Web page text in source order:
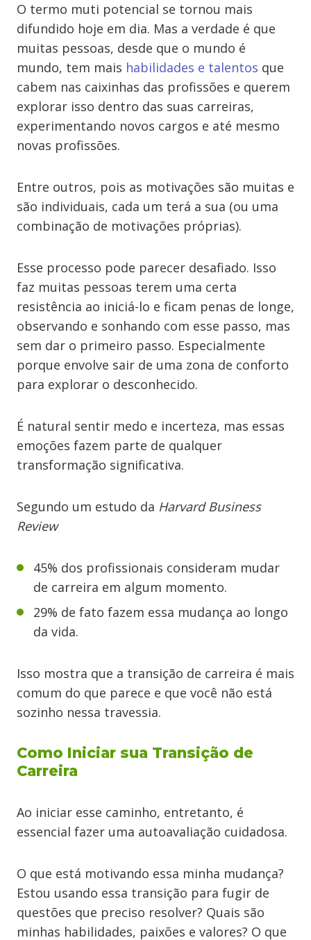
O termo muti potencial se tornou mais
difundido hoje em dia. Mas a verdade é que
muitas pessoas, desde que o mundo é
mundo, tem mais habilidades e talentos que
cabem nas caixinhas das profissões e querem
explorar isso dentro das suas carreiras,
experimentando novos cargos e até mesmo
novas profissões.
Entre outros, pois as motivações são muitas e
são individuais, cada um terá a sua (ou uma
combinação de motivações próprias).
Esse processo pode parecer desafiado. Isso
faz muitas pessoas terem uma certa
resistência ao iniciá-lo e ficam penas de longe,
observando e sonhando com esse passo, mas
sem dar o primeiro passo. Especialmente
porque envolve sair de uma zona de conforto
para explorar o desconhecido.
É natural sentir medo e incerteza, mas essas
emoções fazem parte de qualquer
transformação significativa.
Segundo um estudo da Harvard Business
Review
45% dos profissionais consideram mudar
de carreira em algum momento.
29% de fato fazem essa mudança ao longo
da vida.
Isso mostra que a transição de carreira é mais
comum do que parece e que você não está
sozinho nessa travessia.
Como Iniciar sua Transição de
Carreira
Ao iniciar esse caminho, entretanto, é
essencial fazer uma autoavaliação cuidadosa.
O que está motivando essa minha mudança?
Estou usando essa transição para fugir de
questões que preciso resolver? Quais são
minhas habilidades, paixões e valores? O que